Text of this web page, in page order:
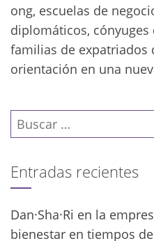
ong, escuelas de
diplomáticos,
familias de expatriados
orientación en una
Buscar:
Entradas recientes
Dan·Sha·Ri en la
bienestar en tiempos